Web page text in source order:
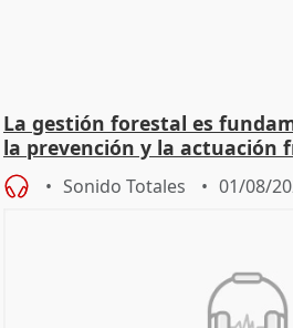
La gestión forestal es
la prevención y la actuación
Sonido Totales 01/08/